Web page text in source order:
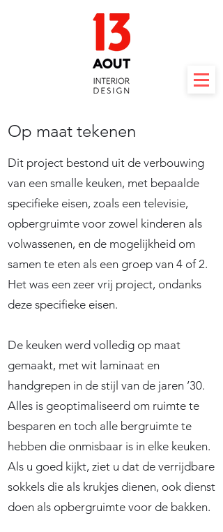
Op maat tekenen
Dit project bestond uit de verbouwing
van een smalle keuken, met bepaalde
specifieke eisen, zoals een televisie,
opbergruimte voor zowel kinderen als
volwassenen, en de mogelijkheid om
samen te eten als een groep van 4 of 2.
Het was een zeer vrij project, ondanks
deze specifieke eisen.
De keuken werd volledig op maat
gemaakt, met wit laminaat en
handgrepen in de stijl van de jaren ’30.
Alles is geoptimaliseerd om ruimte te
besparen en toch alle bergruimte te
hebben die onmisbaar is in elke keuken.
Als u goed kijkt, ziet u dat de verrijdbare
sokkels die als krukjes dienen, ook dienst
doen als opbergruimte voor de bakken.